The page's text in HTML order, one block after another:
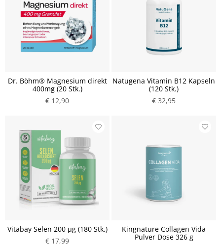
Dr. Böhm® Magnesium direkt
400mg (20 Stk.)
€ 12,90
Natugena Vitamin B12 Kapseln
(120 Stk.)
€ 32,95
Vitabay Selen 200 µg (180 Stk.)
€ 17,99
Kingnature Collagen Vida
Pulver Dose 326 g